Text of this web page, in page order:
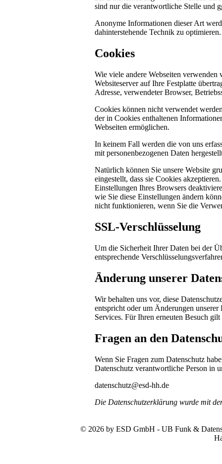
sind nur die verantwortliche Stelle und
Anonyme Informationen dieser Art
dahinterstehende Technik zu optimieren.
Cookies
Wie viele andere Webseiten
Websiteserver auf Ihre Festplatte
Adresse, verwendeter Browser,
Cookies können nicht verwendet
der in Cookies enthaltenen
Webseiten ermöglichen.
In keinem Fall werden die von uns
mit personenbezogenen Daten
Natürlich können Sie unsere Website
eingestellt, dass sie Cookies
Einstellungen Ihres Browsers
wie Sie diese Einstellungen ändern
nicht funktionieren, wenn Sie die
SSL-Verschlüsselung
Um die Sicherheit Ihrer Daten bei der
entsprechende
Änderung unserer
Wir behalten uns vor, diese
entspricht oder um Änderungen
Services. Für Ihren erneuten Besuch
Fragen an den
Wenn Sie Fragen zum Datenschutz
Datenschutz verantwortliche Person in
datenschutz@esd-hh.de
Die Datenschutzerklärung wurde mit
© 2026 by ESD GmbH - UB Funk &